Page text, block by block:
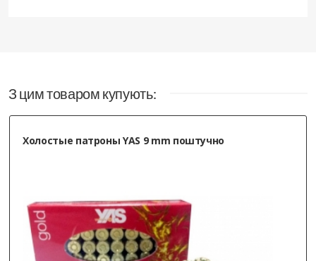
З цим товаром купують:
Патрони холості Fiocchi 9 мм Р.А.- 50 шт.